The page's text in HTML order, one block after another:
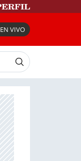
EN VIVO